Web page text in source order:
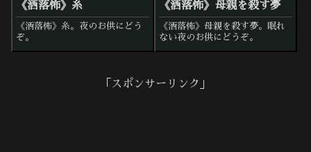
《洒落怖》糸
《洒落怖》糸。夜のお供にどう
ぞ。
《洒落怖》母親を殺す夢
《洒落怖》母親を殺す夢。眠れ
ない夜のお供にどうぞ。
「スポンサーリンク」